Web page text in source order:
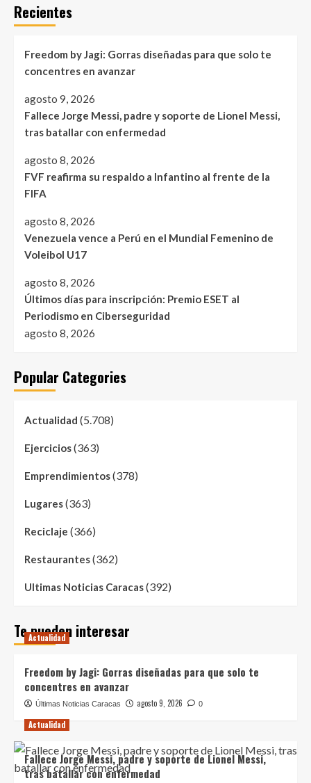
Recientes
Freedom by Jagi: Gorras diseñadas para que solo te
concentres en avanzar
agosto 9, 2026
Fallece Jorge Messi, padre y soporte de Lionel Messi,
tras batallar con enfermedad
agosto 8, 2026
FVF reafirma su respaldo a Infantino al frente de la
FIFA
agosto 8, 2026
Venezuela vence a Perú en el Mundial Femenino de
Voleibol U17
agosto 8, 2026
Últimos días para inscripción: Premio ESET al
Periodismo en Ciberseguridad
agosto 8, 2026
Popular Categories
Actualidad (5.708)
Ejercicios(363)
Emprendimientos(378)
Lugares(363)
Reciclaje (366)
Restaurantes(362)
Ultimas Noticias Caracas(392)
Te pueden interesar
Actualidad
Freedom by Jagi: Gorras diseñadas para que solo te
concentres en avanzar
Últimas Noticias Caracas agosto 9, 2026 0
Actualidad
Fallece Jorge Messi, padre y soporte de Lionel Messi,
tras batallar con enfermedad